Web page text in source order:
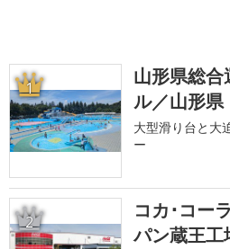
1
山形県総
ル／山形県
大型滑り台と大
ー
2
コカ･コー
パン蔵王